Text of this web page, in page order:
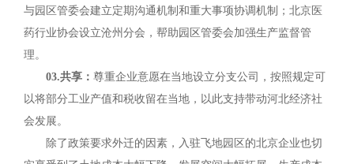
与园区管委会建立定期沟通机制和重大事项协调机制；北京医
药行业协会设立沧州分会，帮助园区管委会加强生产监督管
理。
03.共享： 尊重企业意愿在当地设立分支公司，按照规定可
以将部分工业产值和税收留在当地，以此支持带动河北经济社
会发展。
除了政策要求外迁的因素，入驻飞地园区的北京企业也切